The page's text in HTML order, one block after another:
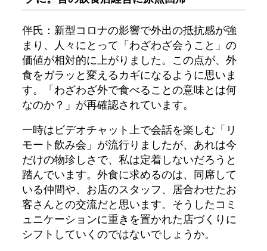
伴氏：新型コロナの影響で外出の抵抗感が強
まり、人々にとって「わざわざ会うこと」の
価値が相対的に上がりました。この点が、外
食をガラッと変えるカギになるように思いま
す。「わざわざ外で食べることの意味とは何
なのか？」が再確認されています。
一時はビデオチャット上で会話を楽しむ「リ
モート飲み会」が流行りましたが、あれは今
だけの物珍しさで、私は定着しないだろうと
踏んでいます。外食に求めるのは、同席して
いる仲間や、お店のスタッフ、居合わせたお
客さんとの交流だと思います。そうしたコミ
ュニケーションに重きを置かれた店づくりに
シフトしていくのではないでしょうか。